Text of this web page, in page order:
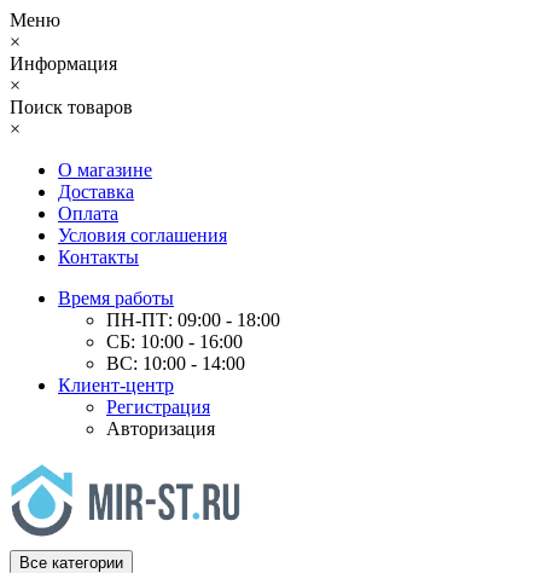
Меню
×
Информация
×
Поиск товаров
×
О магазине
Доставка
Оплата
Условия соглашения
Контакты
Время работы
ПН-ПТ: 09:00 - 18:00
СБ: 10:00 - 16:00
ВС: 10:00 - 14:00
Клиент-центр
Регистрация
Авторизация
Все категории